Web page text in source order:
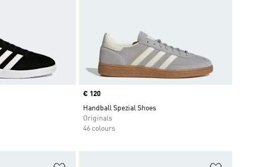
Price
€ 120
Handball Spezial Shoes
Originals
46 colours